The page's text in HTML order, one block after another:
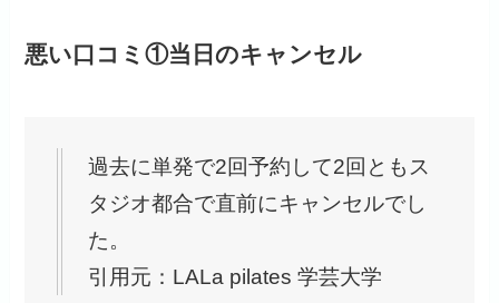
悪い口コミ①当日のキャンセル
過去に単発で2回予約して2回ともス
タジオ都合で直前にキャンセルでし
た。
引用元：LALa pilates 学芸大学